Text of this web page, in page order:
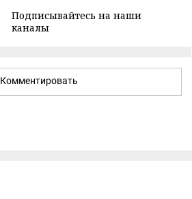
Подписывайтесь на наши
каналы
Комментировать